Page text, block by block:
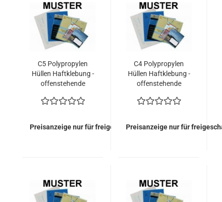
C5 Polypropylen
Hüllen Haftklebung -
offenstehende
Kuverts = 240,50
Preisanzeige nur für freigeschaltete Kunden
C4 Polypropylen
Hüllen Haftklebung -
offenstehende
= 168,70 EURO)
Preisanzeige nur für